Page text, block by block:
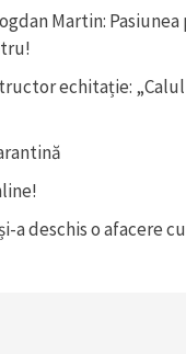
Martin:
echitație:
a deschis o afacere